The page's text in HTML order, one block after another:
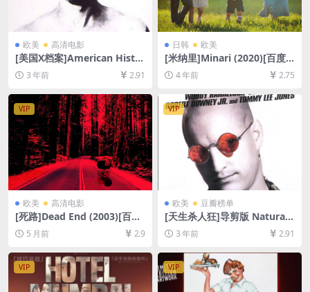
欧美 高清电影
[美国X档案]American Histor
y X (1998)[百度网盘+迅雷云
盘资源1080P超清未删减][MP
4/7GB][中英字幕]
3 年前 2.91
日韩 欧美
[米纳里]Minari (2020)[百度
网盘+迅雷云盘资源1080P超
清未删减][MP4/7.2GB][中文
字幕]
4 年前 2.75
VIP
欧美 高清电影
[死路]Dead End (2003)[百度
网盘+夸克网盘1080P超清未
删减资源][网盘在线播放/下
载][MP4/5.2GB][中英字幕]
5 月前 2.9
VIP
欧美 豆瓣榜单
[天生杀人狂]导剪版 Natural
Born Killers (1994)[百度网盘
+迅雷云盘资源1080P超清未
删减][MP4/7GB][中英字幕]
3 年前 2.91
VIP VIP